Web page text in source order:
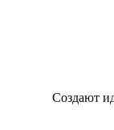
Создают